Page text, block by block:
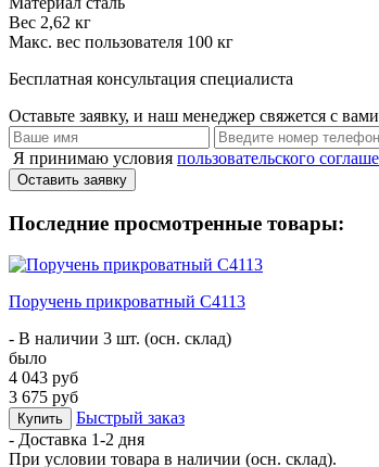
Вес 2,62 кг
Макс. вес пользователя 100 кг
Бесплатная консультация специалиста
Оставьте заявку, и наш менеджер свяжется с
Я принимаю условия пользовательского
Оставить заявку
Последние просмотренные товары:
Поручень прикроватный С4113
- В наличии 3 шт. (осн. склад)
было
4 043 руб
3 675 руб
Купить
Быстрый заказ
- Доставка 1-2 дня
При условии товара в наличии (осн. склад).